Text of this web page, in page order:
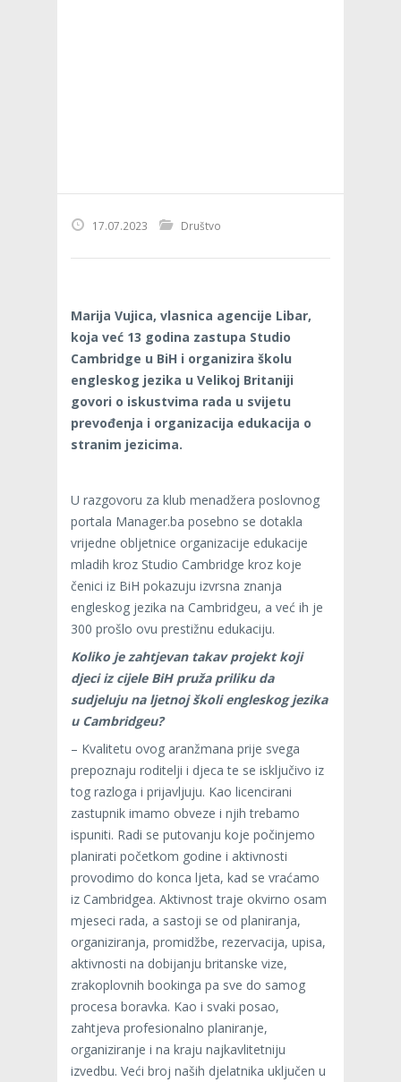
17.07.2023 Društvo
Marija Vujica, vlasnica agencije Libar,
koja već 13 godina zastupa Studio
Cambridge u BiH i organizira školu
engleskog jezika u Velikoj Britaniji
govori o iskustvima rada u svijetu
prevođenja i organizacija edukacija o
stranim jezicima.
U razgovoru za klub menadžera poslovnog
portala Manager.ba posebno se dotakla
vrijedne obljetnice organizacije edukacije
mladih kroz Studio Cambridge kroz koje
čenici iz BiH pokazuju izvrsna znanja
engleskog jezika na Cambridgeu, a već ih je
300 prošlo ovu prestižnu edukaciju.
Koliko je zahtjevan takav projekt koji
djeci iz cijele BiH pruža priliku da
sudjeluju na ljetnoj školi engleskog jezika
u Cambridgeu?
– Kvalitetu ovog aranžmana prije svega
prepoznaju roditelji i djeca te se isključivo iz
tog razloga i prijavljuju. Kao licencirani
zastupnik imamo obveze i njih trebamo
ispuniti. Radi se putovanju koje počinjemo
planirati početkom godine i aktivnosti
provodimo do konca ljeta, kad se vraćamo
iz Cambridgea. Aktivnost traje okvirno osam
mjeseci rada, a sastoji se od planiranja,
organiziranja, promidžbe, rezervacija, upisa,
aktivnosti na dobijanju britanske vize,
zrakoplovnih bookinga pa sve do samog
procesa boravka. Kao i svaki posao,
zahtjeva profesionalno planiranje,
organiziranje i na kraju najkavlitetniju
izvedbu. Veći broj naših djelatnika uključen u